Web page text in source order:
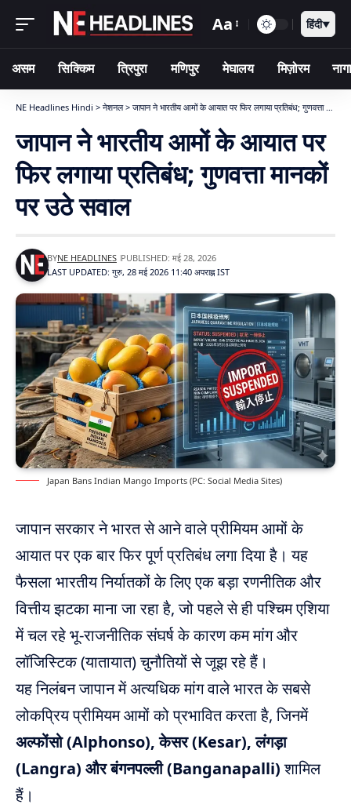
Aa हिंदी▼
असम सिक्किम त्रिपुरा मणिपुर मेघालय मिज़ोरम
NE Headlines Hindi > नेशनल> जापान ने भारतीय आमों के आयात पर फिर लगाया प्रतिबंध; गुणवत्ता मानकों पर उठे सवाल
जापान ने भारतीय आमों के आयात पर
फिर लगाया प्रतिबंध; गुणवत्ता मानकों
पर उठे सवाल
LAST UPDATED: गुरु, 28 मई 2026 11:40 अपराह्न IST
BYNE HEADLINES PUBLISHED: मई 28, 2026
Japan Bans Indian Mango Imports (PC: Social Media Sites)
जापान सरकार ने भारत से आने वाले प्रीमियम आमों के
आयात पर एक बार फिर पूर्ण प्रतिबंध लगा दिया है। यह
फैसला भारतीय निर्यातकों के लिए एक बड़ा रणनीतिक और
वित्तीय झटका माना जा रहा है, जो पहले से ही पश्चिम एशिया
में चल रहे भू-राजनीतिक संघर्ष के कारण कम मांग और
लॉजिस्टिक (यातायात) चुनौतियों से जूझ रहे हैं।
यह निलंबन जापान में अत्यधिक मांग वाले भारत के सबसे
लोकप्रिय प्रीमियम आमों को प्रभावित करता है, जिनमें
अल्फोंसो (Alphonso), केसर (Kesar), लंगड़ा
(Langra) और बंगनपल्ली (Banganapalli)शामिल
हैं।